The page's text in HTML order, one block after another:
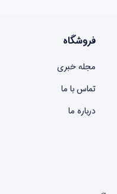
فروشگاه
مجله خبری
تماس با ما
درباره ما